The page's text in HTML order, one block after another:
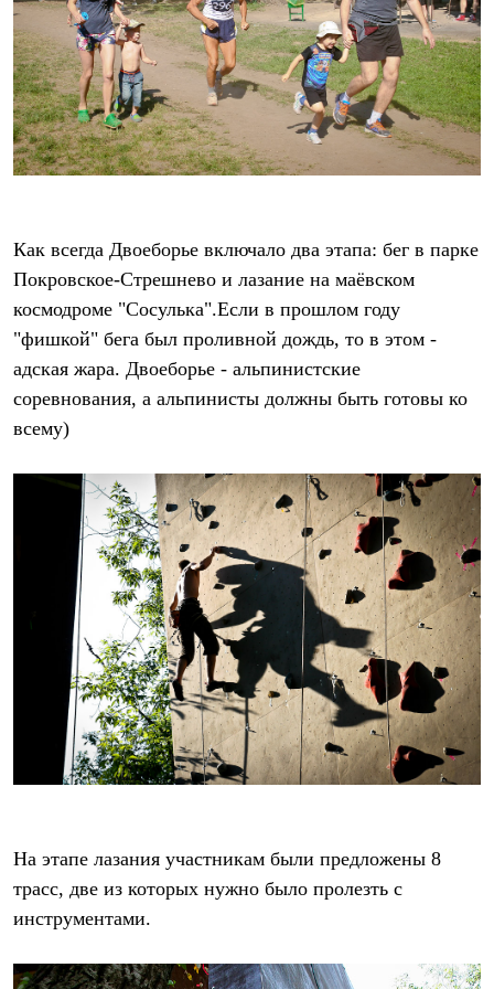
Рубашки
Футболки
Толстовки
Брюки
Термобелье
Теплое термобелье
Среднее термобелье
Легкое термобелье
Детская одежда
Утепленная пухом
Комбинезоны
Куртки
Брюки
Утепленная синтетикой
Комбинезоны
Куртки
Брюки
Лёгкая одежда
Толстовки
Софтшелл одежда
Флисовая одежда
Жилеты
Комбинезоны
Термобелье
Комплект термобелья
Снаряжение
Палатки и тенты
Палатки
Легкоходные
Городские
Аксессуары для рюкзаков
Пуховые
Комбинированные
Как всегда Двоеборье включало два этапа: бег в парке
Покровское-Стрешнево и лазание на маёвском
космодроме "Сосулька".Если в прошлом году
"фишкой" бега был проливной дождь, то в этом -
адская жара. Двоеборье - альпинистские
соревнования, а альпинисты должны быть готовы ко
всему)
На этапе лазания участникам были предложены 8
трасс, две из которых нужно было пролезть с
инструментами.